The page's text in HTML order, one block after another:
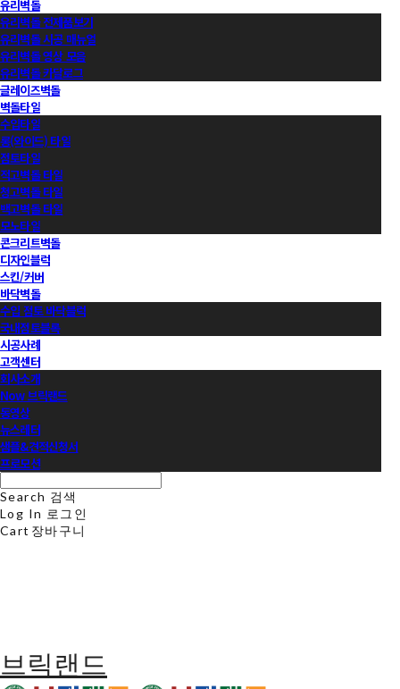
유리벽돌
유리벽돌 전제품보기
유리벽돌 시공 매뉴얼
유리벽돌 영상 모음
유리벽돌 카달로그
글레이즈벽돌
벽돌타일
수입타일
롱(와이드) 타일
점토타일
적고벽돌 타일
청고벽돌 타일
백고벽돌 타일
모노타일
콘크리트벽돌
디자인블럭
스킨/커버
바닥벽돌
수입 점토 바닥블럭
국내점토블록
시공사례
고객센터
회사소개
Now 브릭랜드
동영상
뉴스레터
샘플&견적신청서
프로모션
Search 검색
Log In 로그인
Cart 장바구니
브릭랜드